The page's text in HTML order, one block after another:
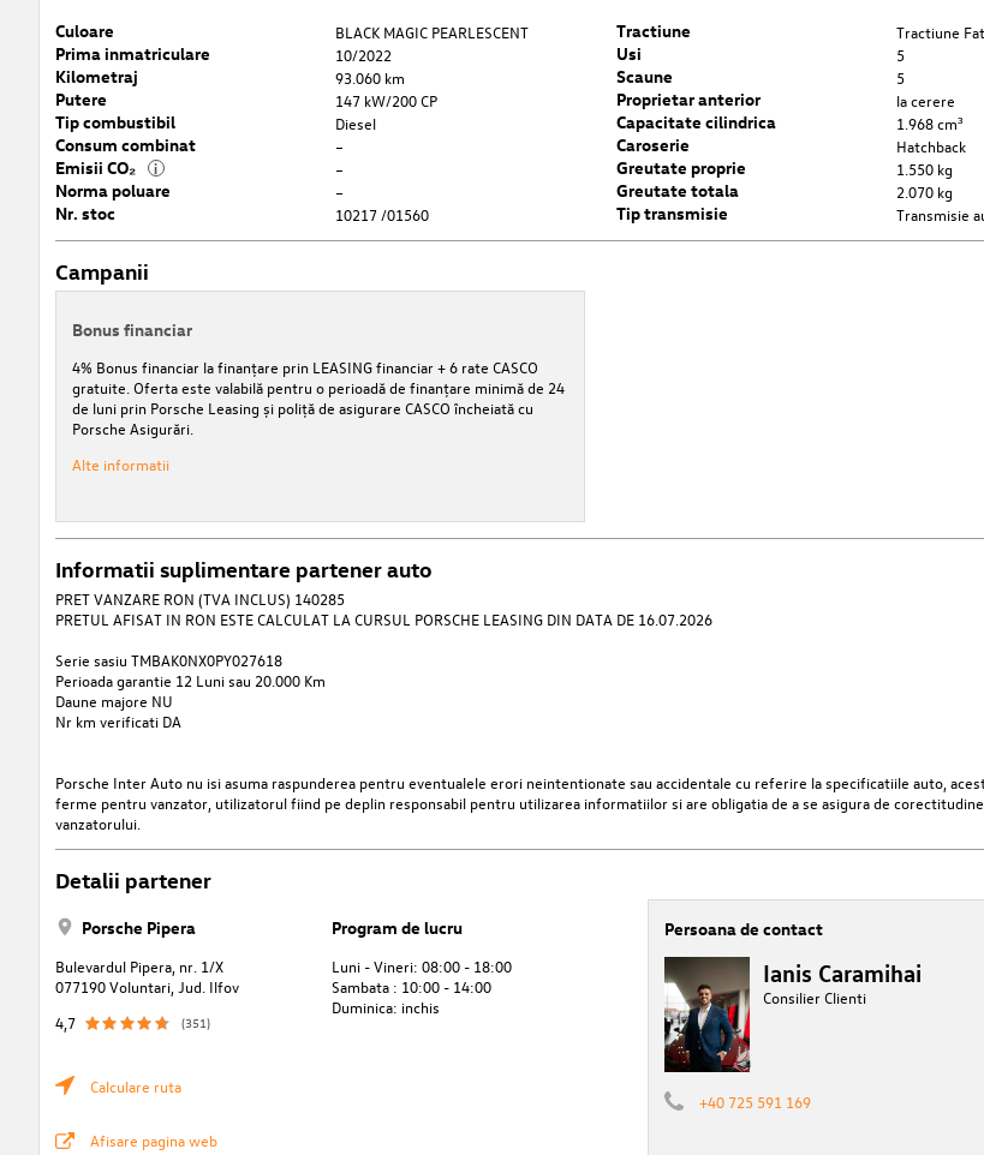
Culoare BLACK MAGIC PEARLESCENT
Prima inmatriculare 10/2022
Kilometraj 93.060 km
Putere 147 kW/200 CP
Tip combustibil Diesel
Consum combinat –
Emisii CO₂ i –
Norma poluare –
Nr. stoc 10217 /01560
Tractiune Tractiune
Usi 5
Scaune 5
Proprietar anterior la cerere
Capacitate cilindrica 1.968 cm³
Caroserie Hatchback
Greutate proprie 1.550 kg
Greutate totala 2.070 kg
Tip transmisie Transmisie
Campanii
Bonus financiar
4% Bonus financiar la finanțare prin LEASING financiar + 6 rate CASCO
gratuite. Oferta este valabilă pentru o perioadă de finanțare minimă de 24
de luni prin Porsche Leasing și poliță de asigurare CASCO încheiată cu
Porsche Asigurări.
Alte informatii
Informatii suplimentare partener auto
PRET VANZARE RON (TVA INCLUS) 140285
PRETUL AFISAT IN RON ESTE CALCULAT LA CURSUL PORSCHE LEASING DIN DATA DE 16.07.2026
Serie sasiu TMBAK0NX0PY027618
Perioada garantie 12 Luni sau 20.000 Km
Daune majore NU
Nr km verificati DA
Porsche Inter Auto nu isi asuma raspunderea pentru eventualele erori neintentionate sau accidentale cu referire la specificatiile auto,
ferme pentru vanzator, utilizatorul fiind pe deplin responsabil pentru utilizarea informatiilor si are obligatia de a se asigura de
vanzatorului.
Detalii partener
Porsche Pipera
Bulevardul Pipera, nr. 1/X
077190 Voluntari, Jud. Ilfov
4,7
(351)
Calculare ruta
Afisare pagina web
Program de lucru
Luni - Vineri: 08:00 - 18:00
Sambata : 10:00 - 14:00
Duminica: inchis
Persoana de contact
Ianis Caramihai
Consilier Clienti
+40 725 591 169